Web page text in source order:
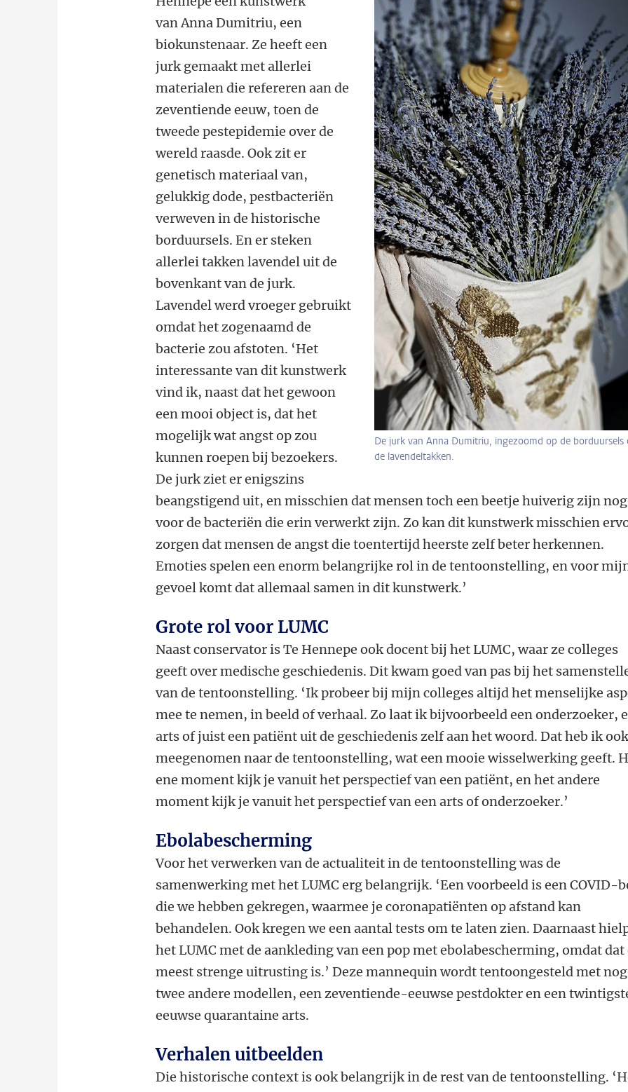
De jurk van Anna Dumitriu, ingezoomd op de borduursels
de lavendeltakken.
van Anna Dumitriu, een
biokunstenaar. Ze heeft een
jurk gemaakt met allerlei
materialen die refereren aan de
zeventiende eeuw, toen de
tweede pestepidemie over de
wereld raasde. Ook zit er
genetisch materiaal van,
gelukkig dode, pestbacteriën
verweven in de historische
borduursels. En er steken
allerlei takken lavendel uit de
bovenkant van de jurk.
Lavendel werd vroeger gebruikt
omdat het zogenaamd de
bacterie zou afstoten. ‘Het
interessante van dit kunstwerk
vind ik, naast dat het gewoon
een mooi object is, dat het
mogelijk wat angst op zou
kunnen roepen bij bezoekers.
De jurk ziet er enigszins
beangstigend uit, en misschien dat mensen toch een beetje huiverig zijn nog
voor de bacteriën die erin verwerkt zijn. Zo kan dit kunstwerk misschien
zorgen dat mensen de angst die toentertijd heerste zelf beter herkennen.
Emoties spelen een enorm belangrijke rol in de tentoonstelling, en voor
gevoel komt dat allemaal samen in dit kunstwerk.’
Grote rol voor LUMC
Naast conservator is Te Hennepe ook docent bij het LUMC, waar ze colleges
geeft over medische geschiedenis. Dit kwam goed van pas bij het
van de tentoonstelling. ‘Ik probeer bij mijn colleges altijd het menselijke
mee te nemen, in beeld of verhaal. Zo laat ik bijvoorbeeld een onderzoeker,
arts of juist een patiënt uit de geschiedenis zelf aan het woord. Dat heb ik
meegenomen naar de tentoonstelling, wat een mooie wisselwerking geeft.
ene moment kijk je vanuit het perspectief van een patiënt, en het andere
moment kijk je vanuit het perspectief van een arts of onderzoeker.’
Ebolabescherming
Voor het verwerken van de actualiteit in de tentoonstelling was de
samenwerking met het LUMC erg belangrijk. ‘Een voorbeeld is een COVID-
die we hebben gekregen, waarmee je coronapatiënten op afstand kan
behandelen. Ook kregen we een aantal tests om te laten zien. Daarnaast
het LUMC met de aankleding van een pop met ebolabescherming, omdat dat
meest strenge uitrusting is.’ Deze mannequin wordt tentoongesteld met nog
twee andere modellen, een zeventiende-eeuwse pestdokter en een
eeuwse quarantaine arts.
Verhalen uitbeelden
Die historische context is ook belangrijk in de rest van de tentoonstelling.